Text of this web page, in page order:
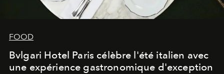
FOOD
Bvlgari Hotel Paris célèbre l'été italien avec
une expérience gastronomique d'exception